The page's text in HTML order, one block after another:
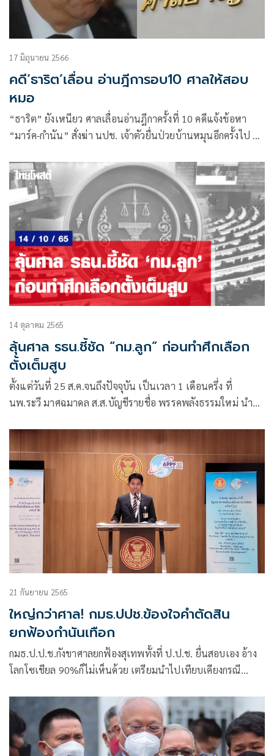
17 มิถุนายน 2566
คดี‘ธาริต’เลื่อน อ่านฎีการอบ10 ศาลให้สอบ
หมอ
“ธาริต” ยังเหนียว ศาลเลื่อนอ่านฎีกาครั้งที่ 10 คดีแจ้งข้อหา
“มาร์ค-กำนัน” สั่งฆ่า นปช. เจ้าตัวยื่นป่วยบ้านหมุนอีกครั้งไป 10
14 ตุลาคม 2565
ลุ้นศาล รธน.ชี้ชัด “กม.ลูก” ก่อนทำศึกเลือก
ตั้งเต็มสูบ
ตั้งแต่วันที่ 25 ส.ค.จนถึงปัจจุบัน เป็นเวลา 1 เดือนครึ่ง ที่
นพ.ระวี มาศฉมาดล ส.ส.บัญชีรายชื่อ พรรคพลังธรรมใหม่ นำ
21 กันยายน 2565
ใหญ่กว่าศาล! กมธ.ปปช.ข้องใจคำตัดสิน
ยกฟ้องกำนันเทือก
กมธ.ป.ป.ช.กังขาศาลยกฟ้องสุเทพทั้งที่ ป.ป.ช. ยื่นสอบเอง อ้าง
โลกโซเชียล 90%ก็ไม่เห็นด้วย เตรียมนำไปเทียบเคียงกรณี